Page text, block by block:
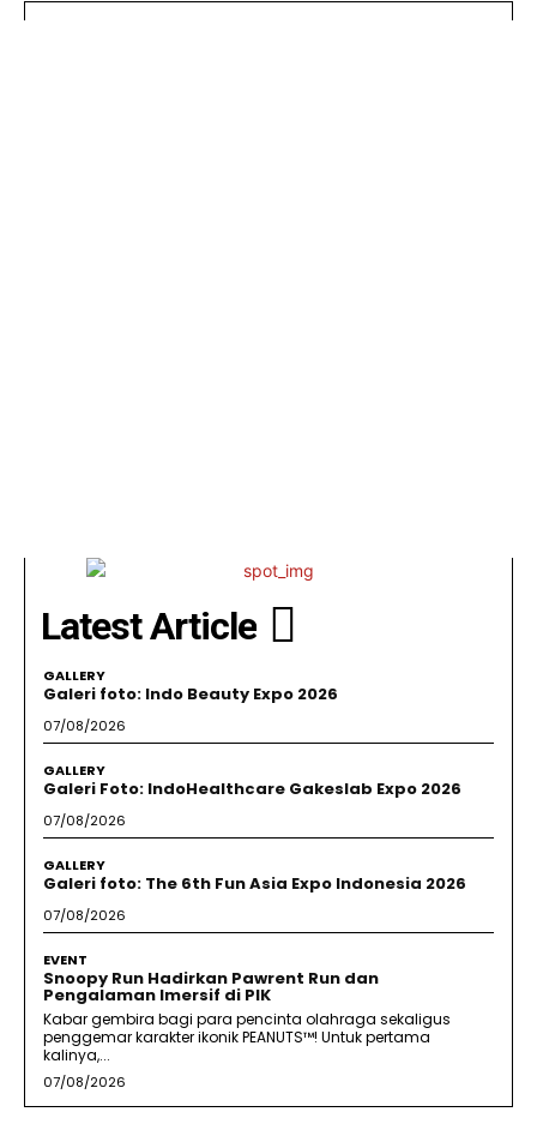
Latest Article
GALLERY
Galeri foto: Indo Beauty Expo 2026
07/08/2026
GALLERY
Galeri Foto: IndoHealthcare Gakeslab Expo 2026
07/08/2026
GALLERY
Galeri foto: The 6th Fun Asia Expo Indonesia 2026
07/08/2026
EVENT
Snoopy Run Hadirkan Pawrent Run dan
Pengalaman Imersif di PIK
Kabar gembira bagi para pencinta olahraga sekaligus
penggemar karakter ikonik PEANUTS™! Untuk pertama
kalinya,...
07/08/2026